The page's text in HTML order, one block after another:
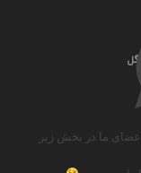
گل
ما در بخش زیر